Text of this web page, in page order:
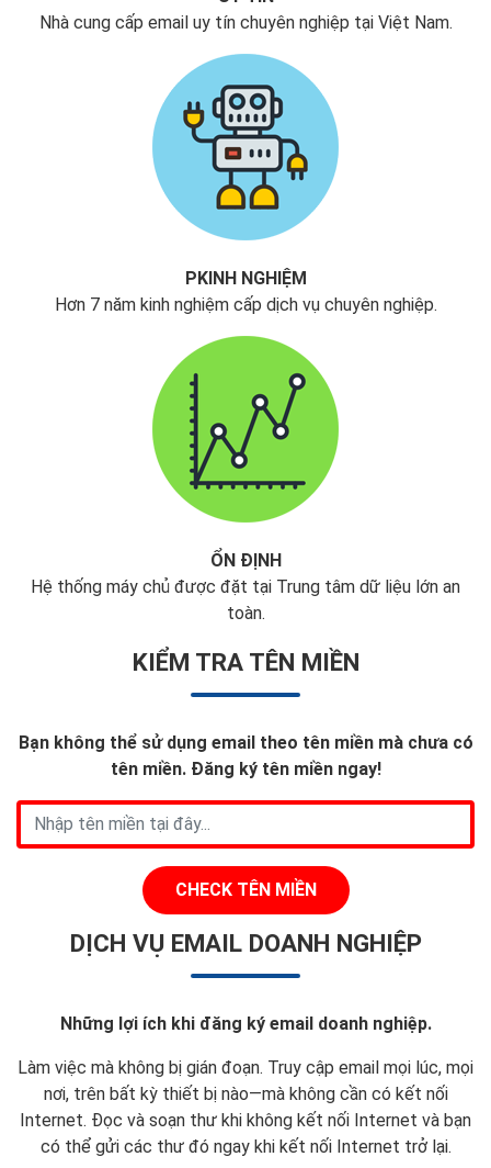
Nhà cung cấp email uy tín chuyên nghiệp tại Việt Nam.
PKINH NGHIỆM
Hơn 7 năm kinh nghiệm cấp dịch vụ chuyên nghiệp.
ỔN ĐỊNH
Hệ thống máy chủ được đặt tại Trung tâm dữ liệu lớn an
toàn.
KIỂM TRA TÊN MIỀN
Bạn không thể sử dụng email theo tên miền mà chưa có
tên miền. Đăng ký tên miền ngay!
CHECK TÊN MIỀN
DỊCH VỤ EMAIL DOANH NGHIỆP
Những lợi ích khi đăng ký email doanh nghiệp.
Làm việc mà không bị gián đoạn. Truy cập email mọi lúc, mọi
nơi, trên bất kỳ thiết bị nào—mà không cần có kết nối
Internet. Đọc và soạn thư khi không kết nối Internet và bạn
có thể gửi các thư đó ngay khi kết nối Internet trở lại.